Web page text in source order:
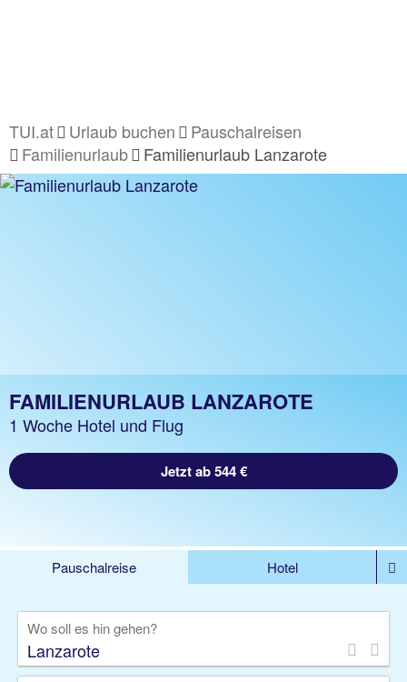
TUI.at Urlaub buchen
Pauschalreisen
Familienurlaub
Familienurlaub Lanzarote
FAMILIENURLAUB LANZAROTE
1 Woche Hotel und Flug
Jetzt ab 544 €
Pauschalreise
Hotel
Rundreise
Kreuzfahrt
Gruppenreise
Camper Privattransfer
Wo soll es hin gehen?